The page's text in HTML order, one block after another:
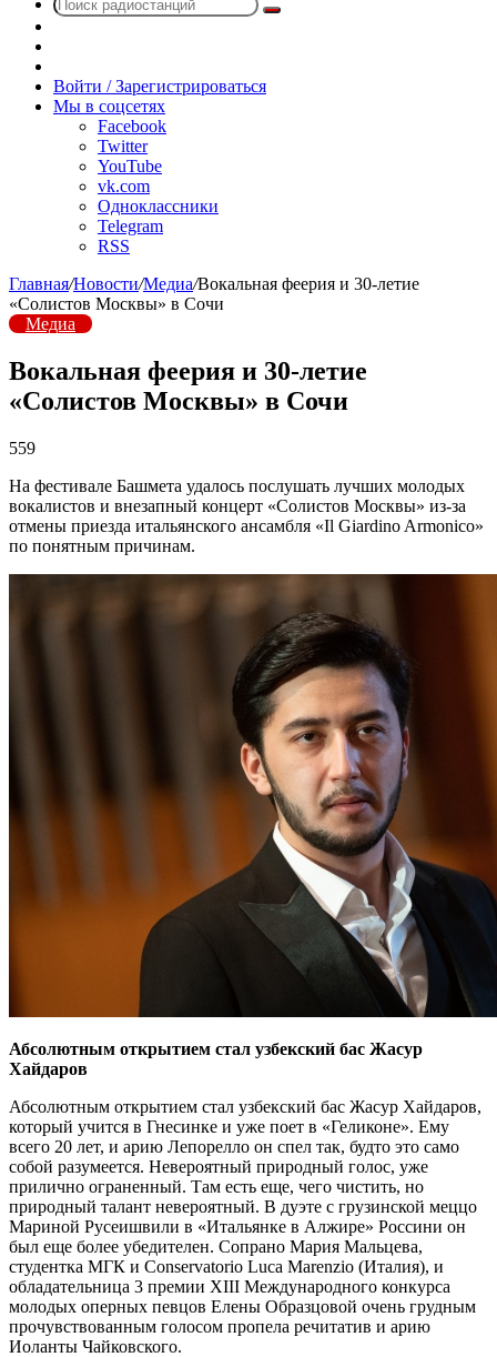
Поиск
радио
Войти / Зарегистрироваться
Мы в соцсетях
Facebook
Twitter
YouTube
vk.com
Одноклассники
Telegram
RSS
Главная/Новости/Медиа/Вокальная феерия и 30-летие
«Солистов Москвы» в Сочи
Медиа
Вокальная феерия и 30-летие
«Солистов Москвы» в Сочи
559
На фестивале Башмета удалось послушать лучших молодых
вокалистов и внезапный концерт «Солистов Москвы» из-за
отмены приезда итальянского ансамбля «Il Giardino Armonico»
по понятным причинам.
Абсолютным открытием стал узбекский бас Жасур
Хайдаров
Абсолютным открытием стал узбекский бас Жасур Хайдаров,
который учится в Гнесинке и уже поет в «Геликоне». Ему
всего 20 лет, и арию Лепорелло он спел так, будто это само
собой разумеется. Невероятный природный голос, уже
прилично ограненный. Там есть еще, чего чистить, но
природный талант невероятный. В дуэте с грузинской меццо
Мариной Русеишвили в «Итальянке в Алжире» Россини он
был еще более убедителен. Сопрано Мария Мальцева,
студентка МГК и Conservatorio Luca Marenzio (Италия), и
обладательница 3 премии ХIII Международного конкурса
молодых оперных певцов Елены Образцовой очень грудным
прочувствованным голосом пропела речитатив и арию
Иоланты Чайковского.